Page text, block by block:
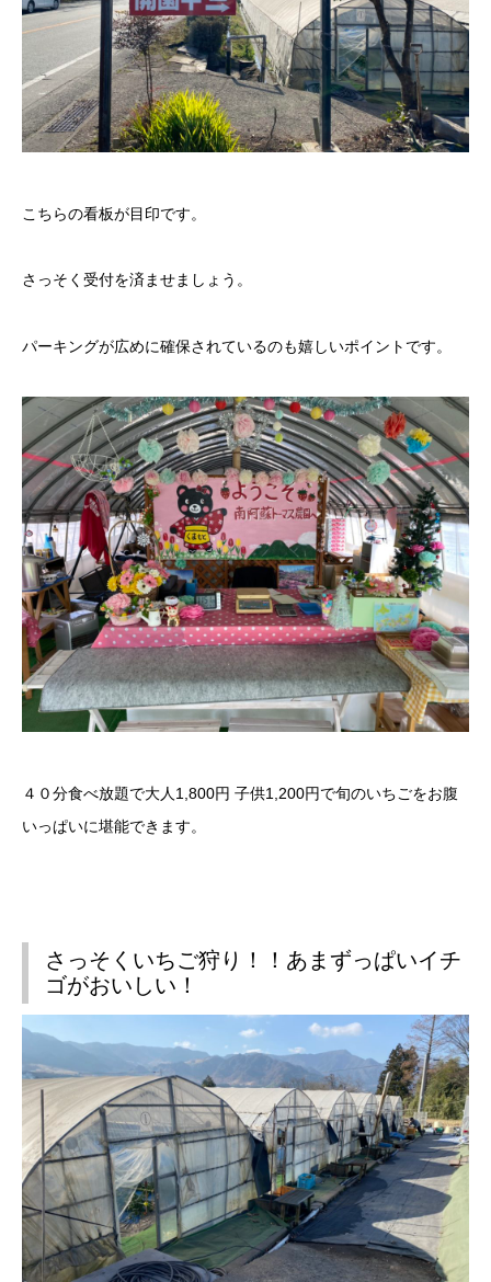
こちらの看板が目印です。
さっそく受付を済ませましょう。
パーキングが広めに確保されているのも嬉しいポイントです。
４０分食べ放題で大人1,800円 子供1,200円で旬のいちごをお腹
いっぱいに堪能できます。
さっそくいちご狩り！！あまずっぱいイチ
ゴがおいしい！